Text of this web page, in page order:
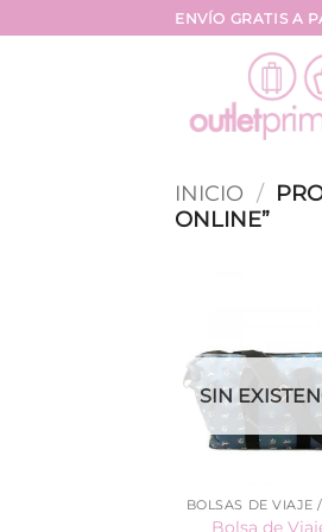
al
ENVÍO GRATIS A
INICIO /
ONLINE”
SIN
Bolsa de